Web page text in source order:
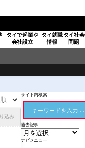
タイで起業や
会社設立
タイ就職
情報
タイ社会
問題
込み
サイト内検索...
過去記事
ナビメニュー